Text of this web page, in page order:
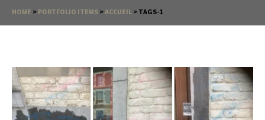
HOME > PORTFOLIO ITEMS >ACCUEIL > TAGS-1